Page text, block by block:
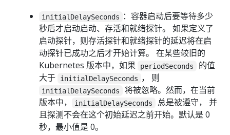
initialDelaySeconds
：容器启动后要等待多少
秒后才启动启动、存活和就绪探针。 如果定义了
启动探针，则存活探针和就绪探针的延迟将在启
动探针已成功之后才开始计算。 在某些较旧的
Kubernetes 版本中，如果
periodSeconds
的值
大于
initialDelaySeconds ， 则
initialDelaySeconds
将被忽略。然而，在当前
版本中，
initialDelaySeconds
总是被遵守， 并
且探测不会在这个初始延迟之前开始。默认是 0
秒，最小值是 0。